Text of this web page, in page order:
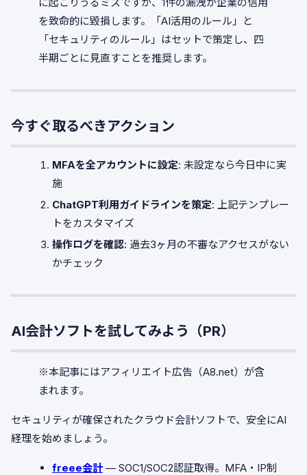
を致命的に毀損します。「AI活用のルール」と
「セキュリティのルール」はセットで策定し、四
半期ごとに見直すことを推奨します。
今すぐ取るべきアクション
MFAを全アカウントに設定: 未設定なら今日中に実
施
ChatGPT利用ガイドラインを策定: 上記テンプレー
トをカスタマイズ
操作ログを確認: 過去3ヶ月の不審なアクセスがない
かチェック
AI会計ソフトを試してみよう（PR）
※本記事にはアフィリエイト広告（A8.net）が含
まれます。
セキュリティが確保されたクラウド会計ソフトで、安全にAI
経理を始めましょう。
freee会計— SOC1/SOC2認証取得。MFA・IP制